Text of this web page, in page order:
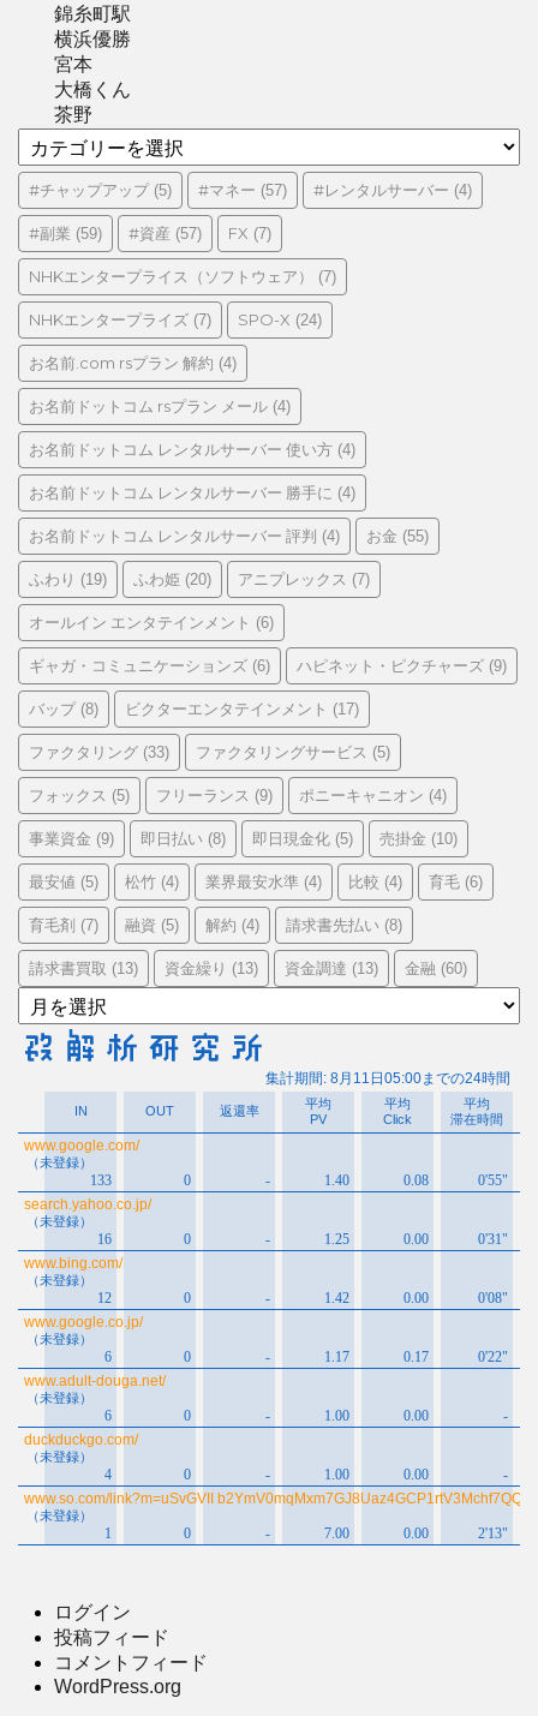
錦糸町駅
横浜優勝
宮本
大橋くん
茶野
テ
ゴ
リ
ー
#チャップアップ(5) #マネー (57) #レンタルサーバー (4)
#副業 (59) #資産 (57) FX (7)
NHKエンタープライス（ソフトウェア） (7)
NHKエンタープライズ (7) SPO-X (24)
お名前.com rsプラン 解約 (4)
お名前ドットコム rsプラン メール (4)
お名前ドットコム レンタルサーバー 使い方 (4)
お名前ドットコム レンタルサーバー 勝手に (4)
お名前ドットコム レンタルサーバー 評判 (4) お金 (55)
ふわり (19) ふわ姫 (20) アニプレックス (7)
オールイン エンタテインメント (6)
ギャガ・コミュニケーションズ (6) ハピネット・ピクチャーズ (9)
バップ(8) ビクターエンタテインメント (17)
ファクタリング (33) ファクタリングサービス (5)
フォックス (5) フリーランス (9) ポニーキャニオン (4)
事業資金 (9) 即日払い (8) 即日現金化 (5) 売掛金 (10)
最安値 (5) 松竹 (4) 業界最安水準 (4) 比較 (4) 育毛 (6)
育毛剤 (7) 融資 (5) 解約 (4) 請求書先払い (8)
請求書買取 (13) 資金繰り (13) 資金調達 (13) 金融 (60)
ア
ー
カ
ログイン
投稿フィード
コメントフィード
WordPress.org